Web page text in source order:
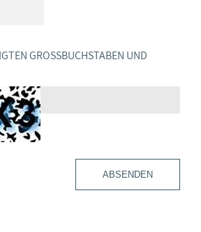
GROSSBUCHSTABEN UND Z
ABSENDEN